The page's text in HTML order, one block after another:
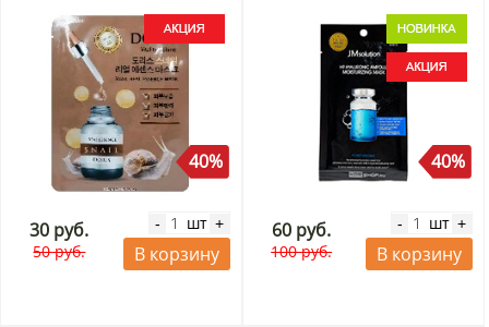
40%
30 руб.
50 руб.
- шт +
В корзину
JMsolution, Корея, 24 мл
Акция
40%
60 руб.
100 руб.
- шт +
В корзину